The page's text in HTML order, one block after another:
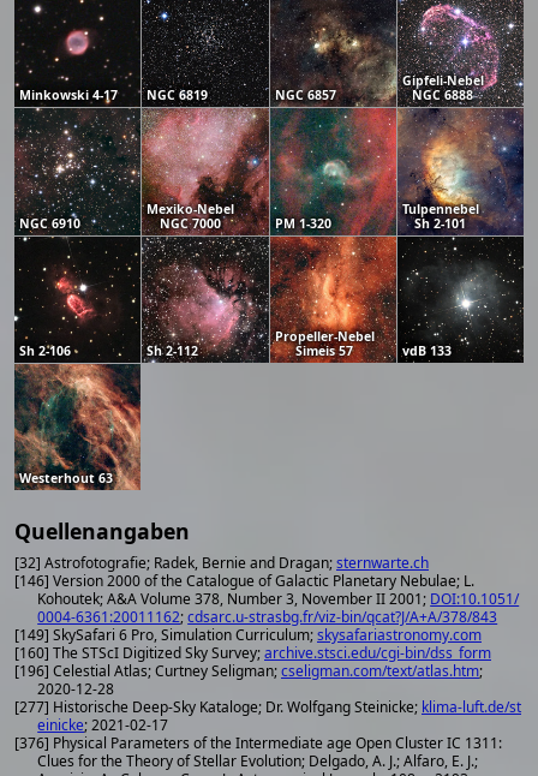
Minkowski 4-17 NGC 6819 NGC 6857
Gipfeli-Nebel
NGC 6888
NGC 6910
Mexiko-Nebel
NGC 7000
PM 1-320
Tulpennebel
Sh 2-101
Sh 2-106 Sh 2-112
Propeller-Nebel
Simeis 57
vdB 133
Westerhout 63
Quellenangaben
[32] Astrofotografie; Radek, Bernie and Dragan;sternwarte.ch
[146] Version 2000 of the Catalogue of Galactic Planetary Nebulae; L.
Kohoutek; A&A Volume 378, Number 3, November II 2001; DOI:10.1051/
0004-6361:20011162;cdsarc.u-strasbg.fr/viz-bin/qcat?J/A+A/378/843
[149] SkySafari 6 Pro, Simulation Curriculum;skysafariastronomy.com
[160] The STScI Digitized Sky Survey;archive.stsci.edu/cgi-bin/dss_form
[196] Celestial Atlas; Curtney Seligman;cseligman.com/text/atlas.htm;
2020-12-28
[277] Historische Deep-Sky Kataloge; Dr. Wolfgang Steinicke; klima-luft.de/st
einicke; 2021-02-17
[376] Physical Parameters of the Intermediate age Open Cluster IC 1311:
Clues for the Theory of Stellar Evolution; Delgado, A. J.; Alfaro, E. J.;